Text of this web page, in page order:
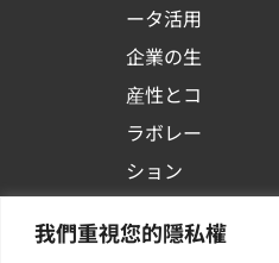
我們重視您的隱私權
ータ活用
企業の生
産性とコ
ラボレー
ション
プラット